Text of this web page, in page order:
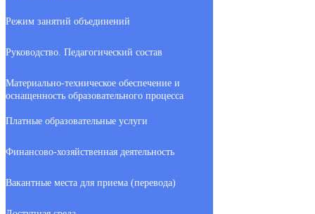
Режим занятий объединений
Руководство. Педагогический состав
Материально-техническое обеспечение и
оснащенность образовательного процесса
Платные образовательные услуги
Финансово-хозяйственная деятельность
Вакантные места для приема (перевода)